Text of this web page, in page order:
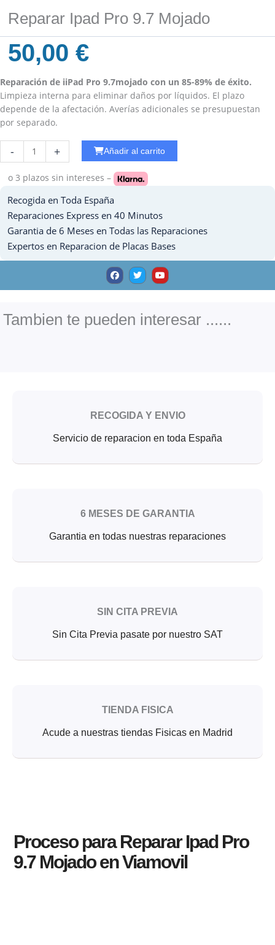
Reparar Ipad Pro 9.7 Mojado
50,00€
Reparación de iiPad Pro 9.7mojado con un 85-89% de éxito.
Limpieza interna para eliminar daños por líquidos. El plazo
depende de la afectación. Averías adicionales se presupuestan
por separado.
-
Sobrecalentamiento
Ipad
11
2024
cantidad
+ Añadir al carrito
o 3 plazos sin intereses –
Recogida en Toda España
Reparaciones Express en 40 Minutos
Garantia de 6 Meses en Todas las Reparaciones
Expertos en Reparacion de Placas Bases
F
a
c
e
o
k
T
w
i
t
Y
o
u
t
e
Tambien te pueden interesar ......
RECOGIDA Y ENVIO
Servicio de reparacion en toda España
6 MESES DE GARANTIA
Garantia en todas nuestras reparaciones
SIN CITA PREVIA
Sin Cita Previa pasate por nuestro SAT
TIENDA FISICA
Acude a nuestras tiendas Fisicas en Madrid
Proceso para Reparar Ipad Pro
9.7 Mojado en Viamovil